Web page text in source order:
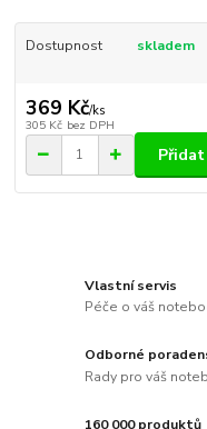
Dostupnost skladem
369 Kč/ks
305 Kč bez DPH
Vlastní servis
Péče o váš
Odborné
Rady pro váš
160 000 produktů